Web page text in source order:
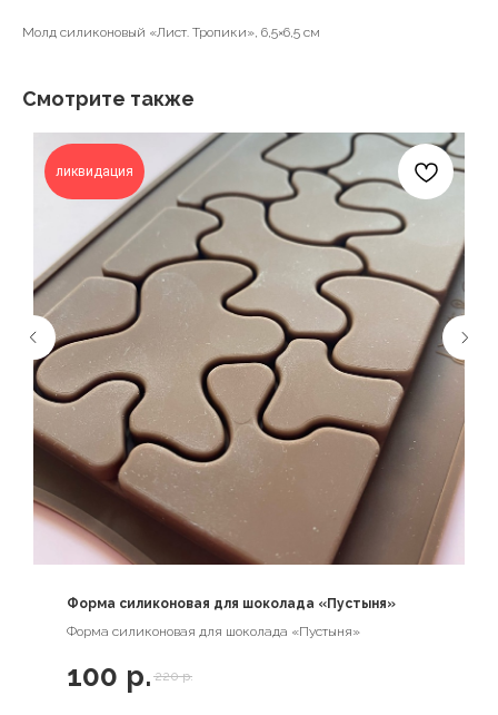
Молд силиконовый «Лист. Тропики», 6,5×6,5 см
Смотрите также
ликвидация
Форма силиконовая для шоколада «Пустыня»
Форма силиконовая для шоколада «Пустыня»
100 р. 220 р.